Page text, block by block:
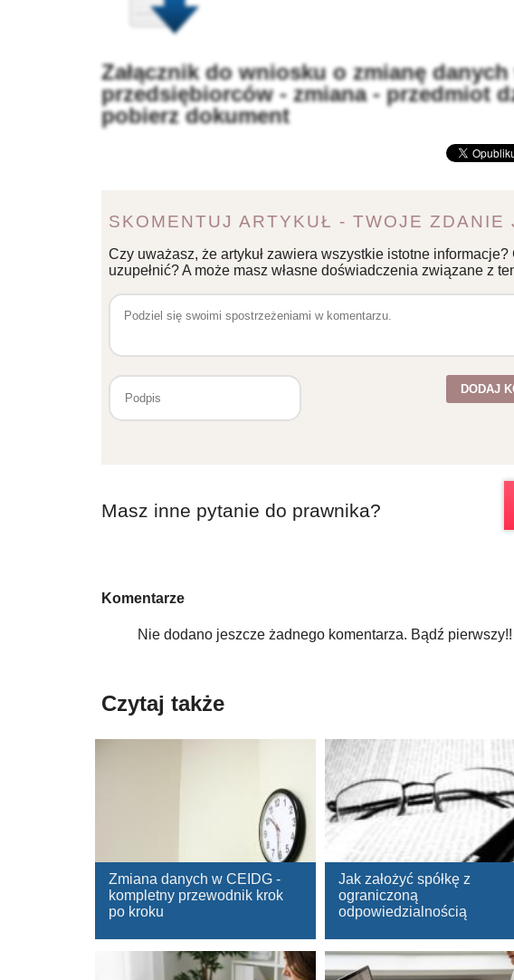
Załącznik do wniosku o zmianę
przedsiębiorców - zmiana - przedmiot
pobierz dokument
SKOMENTUJ ARTYKUŁ - TWOJE ZDANIE
Czy uważasz, że artykuł zawiera wszystkie istotne
uzupełnić? A może masz własne doświadczenia związane z
Masz inne pytanie do prawnika?
Komentarze
Nie dodano jeszcze żadnego komentarza. Bądź pierwszy!!
Czytaj także
Zmiana danych w CEIDG -
kompletny przewodnik krok
po kroku
Jak założyć spółkę z
ograniczoną
odpowiedzialnością